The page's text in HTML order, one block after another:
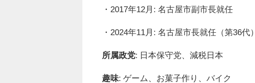
・2017年12月: 名古屋市副市長就任
・2024年11月: 名古屋市長就任（第36代）
所属政党: 日本保守党、減税日本
趣味: ゲーム、お菓子作り、バイク